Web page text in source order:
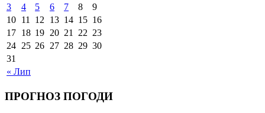
« Лип
3
4 5 6 7 8
9
10 11 12 13 14 15 16
17 18 19 20 21 22 23
24 25 26 27 28 29 30
31
ПРОГНОЗ ПОГОДИ